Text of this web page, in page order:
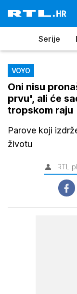
Serije
VOYO
Oni nisu
prvu', ali će
tropskom raju
Parove koji
životu
RTL